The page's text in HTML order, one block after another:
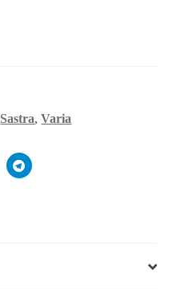
Sastra,Varia